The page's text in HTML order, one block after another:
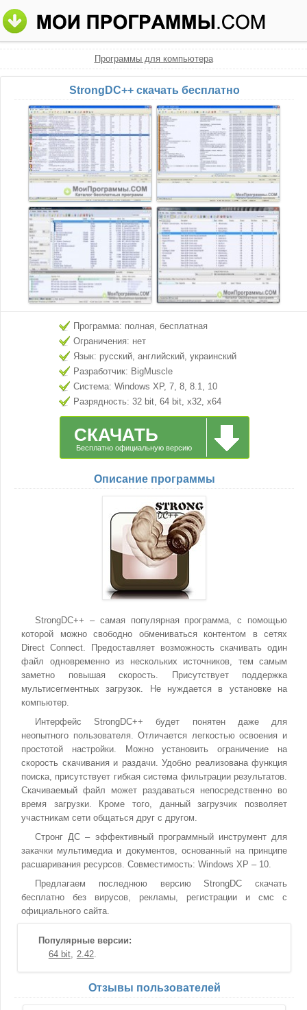
Программы для компьютера
StrongDC++ скачать бесплатно
Программа: полная, бесплатная
Ограничения: нет
Язык: русский, английский, украинский
Разработчик: BigMuscle
Система: Windows XP, 7, 8, 8.1, 10
Разрядность: 32 bit, 64 bit, x32, x64
СКАЧАТЬ
Бесплатно официальную версию
Описание программы
StrongDC++ – самая популярная программа, с помощью
которой можно свободно обмениваться контентом в сетях
Direct Connect. Предоставляет возможность скачивать один
файл одновременно из нескольких источников, тем самым
заметно повышая скорость. Присутствует поддержка
мультисегментных загрузок. Не нуждается в установке на
компьютер.
Интерфейс StrongDC++ будет понятен даже для
неопытного пользователя. Отличается легкостью освоения и
простотой настройки. Можно установить ограничение на
скорость скачивания и раздачи. Удобно реализована функция
поиска, присутствует гибкая система фильтрации результатов.
Скачиваемый файл может раздаваться непосредственно во
время загрузки. Кроме того, данный загрузчик позволяет
участникам сети общаться друг с другом.
Стронг ДС – эффективный программный инструмент для
закачки мультимедиа и документов, основанный на принципе
расшаривания ресурсов. Совместимость: Windows XP – 10.
Предлагаем последнюю версию StrongDC скачать
бесплатно без вирусов, рекламы, регистрации и смс с
официального сайта.
Популярные версии:
64 bit
2.42
Отзывы пользователей